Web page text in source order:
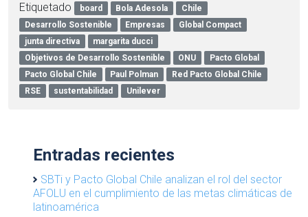
Etiquetado board Bola Adesola
Chile
Desarrollo Sostenible
Empresas
Global Compact
junta directiva
margarita ducci
Objetivos de Desarrollo Sostenible
ONU
Pacto Global
Pacto Global Chile
Paul Polman
Red Pacto Global Chile
RSE
sustentabilidad Unilever
Entradas recientes
SBTi y Pacto Global Chile analizan el rol del sector
AFOLU en el cumplimiento de las metas climáticas de
latinoamérica